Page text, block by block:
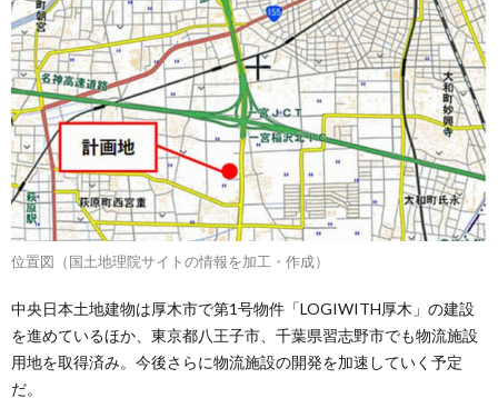
位置図（国土地理院サイトの情報を加工・作成）
中央日本土地建物は厚木市で第1号物件「LOGIWITH厚木」の建設
を進めているほか、東京都八王子市、千葉県習志野市でも物流施設
用地を取得済み。今後さらに物流施設の開発を加速していく予定
だ。